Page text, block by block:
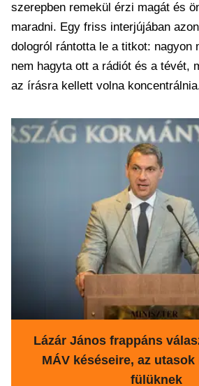
szerepben remekül érzi magát és
maradni. Egy friss interjújában
dologról rántotta le a titkot: nagyon
nem hagyta ott a rádiót és a tévét,
az írásra kellett volna
Lázár János frappáns
MÁV késéseire, az
fülüknek